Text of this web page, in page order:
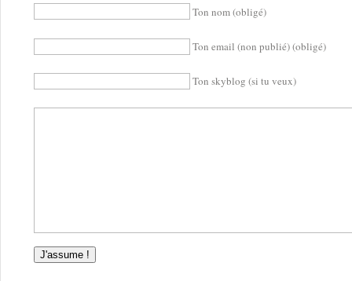
Ton nom (obligé)
Ton email (non publié) (obligé)
Ton skyblog (si tu veux)